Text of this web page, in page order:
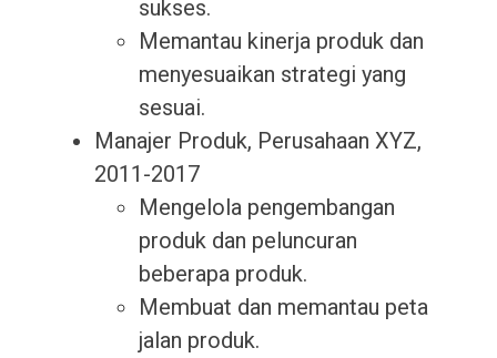
sukses.
Memantau kinerja produk dan
menyesuaikan strategi yang
sesuai.
Manajer Produk, Perusahaan XYZ,
2011-2017
Mengelola pengembangan
produk dan peluncuran
beberapa produk.
Membuat dan memantau peta
jalan produk.